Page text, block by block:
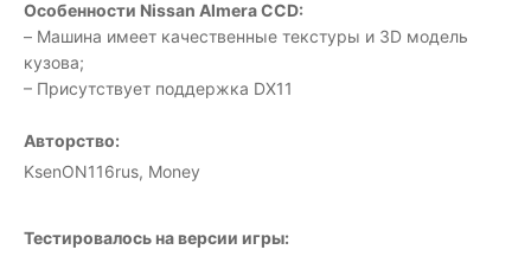
Особенности Nissan Almera CCD:
– Машина имеет качественные текстуры и 3D модель
кузова;
– Присутствует поддержка DX11
Авторство:
KsenON116rus, Money
Тестировалось на версии игры: